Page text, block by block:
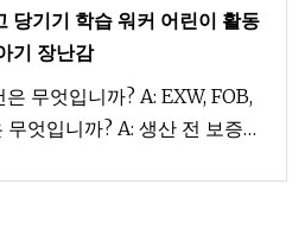
당기기 학습 워커 어린이 활동
기 장난감
니까? A: EXW, FOB,
A: 생산 전 보증금